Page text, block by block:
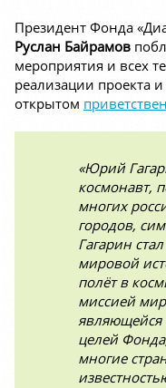
Президент Фонда
Руслан Байрамов
мероприятия и всех
реализации проекта
открытом
«Юрий
космонавт,
многих
городов,
Гагарин
мировой
полёт в
миссией
являющейся
целей
многие